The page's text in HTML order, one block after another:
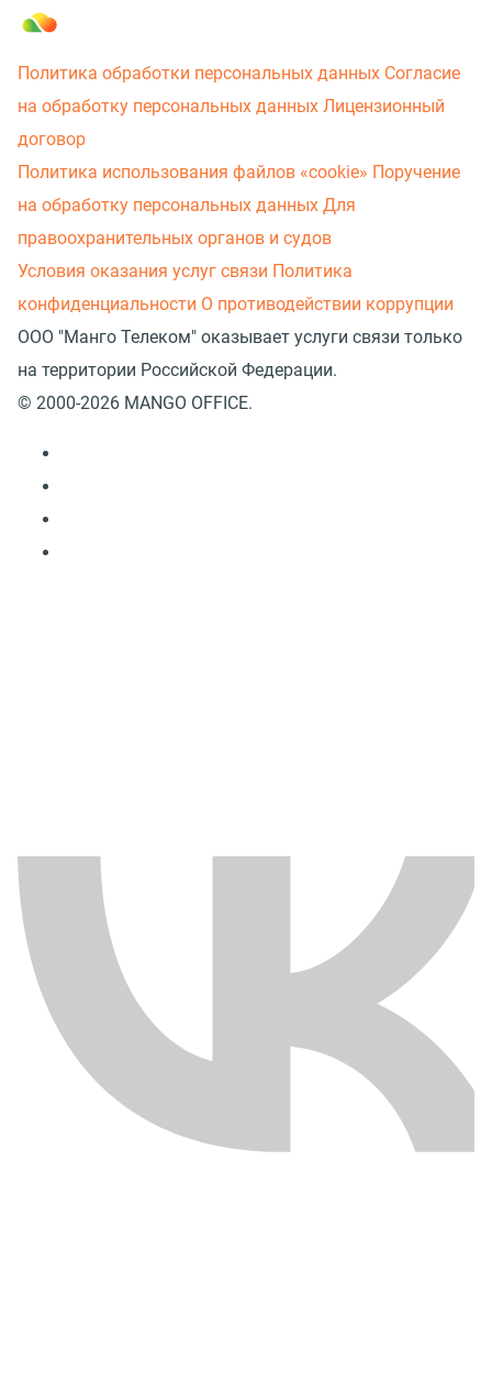
Политика обработки персональных данных Согласие
на обработку персональных данных Лицензионный
договор
Политика использования файлов «cookie» Поручение
на обработку персональных данных Для
правоохранительных органов и судов
Условия оказания услуг связи Политика
конфиденциальности О противодействии коррупции
ООО "Манго Телеком" оказывает услуги связи только
на территории Российской Федерации.
© 2000-2026 MANGO OFFICE.